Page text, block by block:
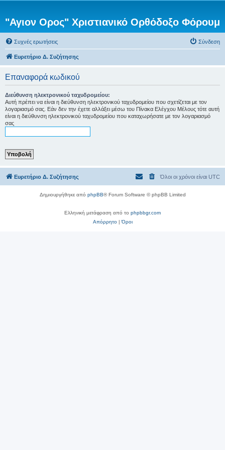
"Αγιον Ορος" Χριστιανικό Ορθόδοξο Φόρουμ
Συχνές ερωτήσεις Σύνδεση
Ευρετήριο Δ. Συζήτησης
Επαναφορά κωδικού
Διεύθυνση ηλεκτρονικού ταχυδρομείου:
Αυτή πρέπει να είναι η διεύθυνση ηλεκτρονικού ταχυδρομείου που σχετίζεται με τον
λογαριασμό σας. Εάν δεν την έχετε αλλάξει μέσω του Πίνακα Ελέγχου Μέλους τότε αυτή
είναι η διεύθυνση ηλεκτρονικού ταχυδρομείου που καταχωρήσατε με τον λογαριασμό
σας
Ευρετήριο Δ. Συζήτησης Όλοι οι χρόνοι είναι UTC
Δημιουργήθηκε από phpBB® Forum Software © phpBB Limited
Ελληνική μετάφραση από το phpbbgr.com
Απόρρητο|Όροι